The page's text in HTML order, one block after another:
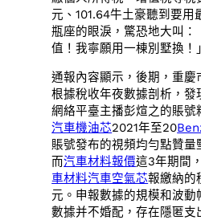
元、101.64牛土豪聽到要用
瓶座的眼淚，驚恐地大叫：
值！我寧願用一棟別墅換！
通報內容顯示，後期，重慶
根據稅收年夜數據剖析，發
網絡平臺主播彭煊之的賬號
汽車機油芯2021年至20
賬號發布的視頻均勻點贊量
而汽車材料報價這3年期間
車材料汽車空氣芯報繳納的
元。申報數據的規模和波動
數據并不婚配，存在隱匿支